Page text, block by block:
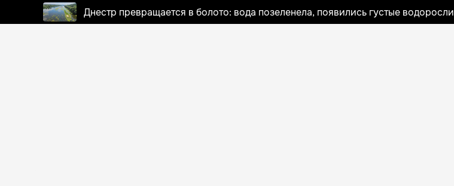
Днестр превращается в болото: вода позеленела, появились густые водоросли